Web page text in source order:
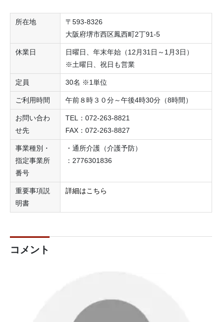
所在地
〒593-8326
大阪府堺市西区鳳西町2丁91-5
休業日
日曜日、年末年始（12月31日～1月3日）
※土曜日、祝日も営業
定員 30名 ※1単位
ご利用時間 午前８時３０分～午後4時30分（8時間）
お問い合わ
せ先
TEL：072-263-8821
FAX：072-263-8827
事業種別・
指定事業所
番号
・通所介護（介護予防）
：2776301836
重要事項説
明書
詳細はこちら
コメント